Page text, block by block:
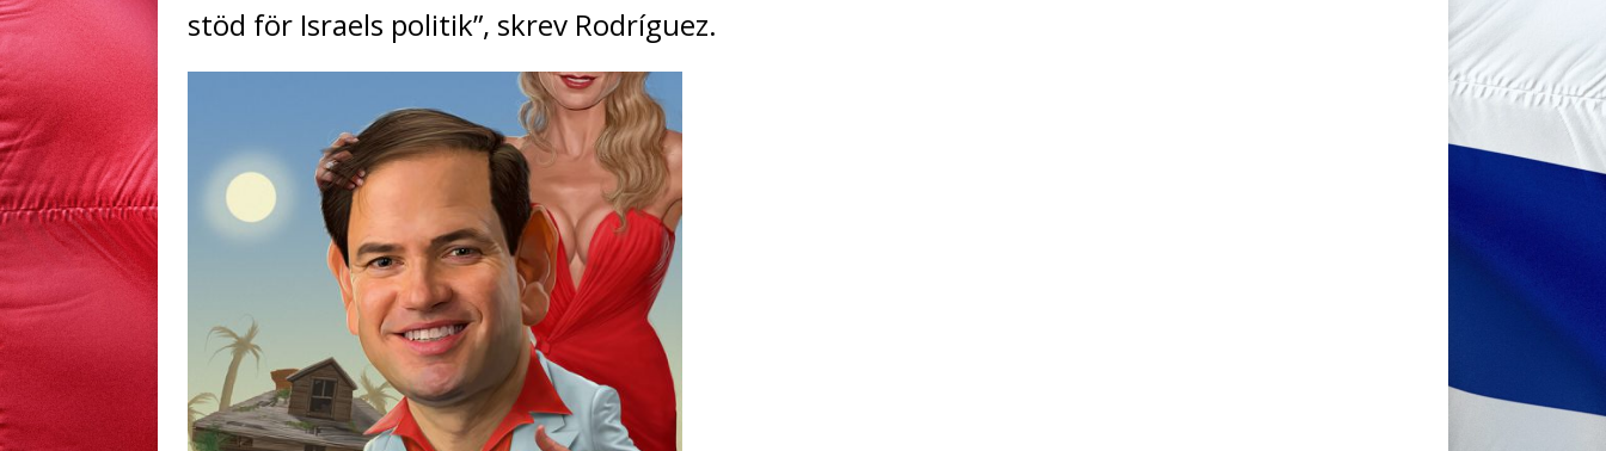
stöd för Israels politik”, skrev Rodríguez.